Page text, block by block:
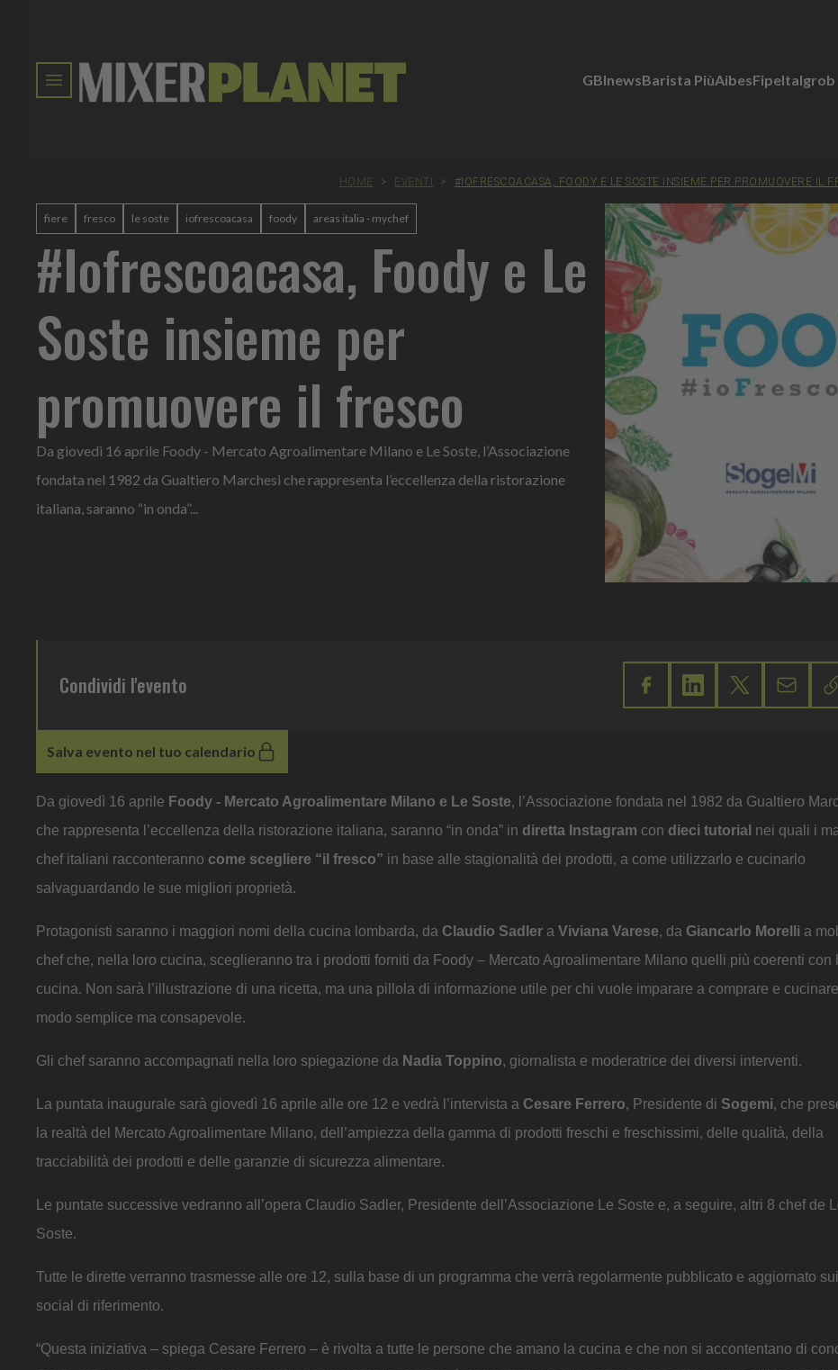
GBInewsBarista PiùAibesFipeItalgrob
HOME > EVENTI > #IOFRESCOACASA, FOODY E LE SOSTE INSIEME PER PROMUOVERE IL
fiere fresco le soste iofrescoacasa foody areas italia - mychef
#Iofrescoacasa, Foody e Le
Soste insieme per
promuovere il fresco
Da giovedì 16 aprile Foody - Mercato Agroalimentare Milano e Le Soste, l’Associazione
fondata nel 1982 da Gualtiero Marchesi che rappresenta l’eccellenza della ristorazione
italiana, saranno “in onda”...
Condividi l'evento
Salva evento nel tuo calendario
Da giovedì 16 aprile Foody - Mercato Agroalimentare Milano e Le Soste, l’Associazione fondata nel 1982 da Gualtiero
che rappresenta l’eccellenza della ristorazione italiana, saranno “in onda” in diretta Instagram con dieci tutorial nei quali i
chef italiani racconteranno come scegliere “il fresco” in base alle stagionalità dei prodotti, a come utilizzarlo e cucinarlo
salvaguardando le sue migliori proprietà.
Protagonisti saranno i maggiori nomi della cucina lombarda, da Claudio Sadler a Viviana Varese, da Giancarlo Morelli a
chef che, nella loro cucina, sceglieranno tra i prodotti forniti da Foody – Mercato Agroalimentare Milano quelli più coerenti con
cucina. Non sarà l’illustrazione di una ricetta, ma una pillola di informazione utile per chi vuole imparare a comprare e
modo semplice ma consapevole.
Gli chef saranno accompagnati nella loro spiegazione da Nadia Toppino, giornalista e moderatrice dei diversi interventi.
La puntata inaugurale sarà giovedì 16 aprile alle ore 12 e vedrà l’intervista a Cesare Ferrero, Presidente di Sogemi, che
la realtà del Mercato Agroalimentare Milano, dell’ampiezza della gamma di prodotti freschi e freschissimi, delle qualità, della
tracciabilità dei prodotti e delle garanzie di sicurezza alimentare.
Le puntate successive vedranno all’opera Claudio Sadler, Presidente dell’Associazione Le Soste e, a seguire, altri 8 chef de
Soste.
Tutte le dirette verranno trasmesse alle ore 12, sulla base di un programma che verrà regolarmente pubblicato e aggiornato
social di riferimento.
“Questa iniziativa – spiega Cesare Ferrero – è rivolta a tutte le persone che amano la cucina e che non si accontentano di